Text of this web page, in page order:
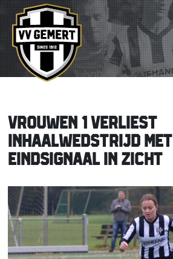
VROUWEN 1 VERLIEST
INHAALWEDSTRIJD MET
EINDSIGNAAL IN ZICHT